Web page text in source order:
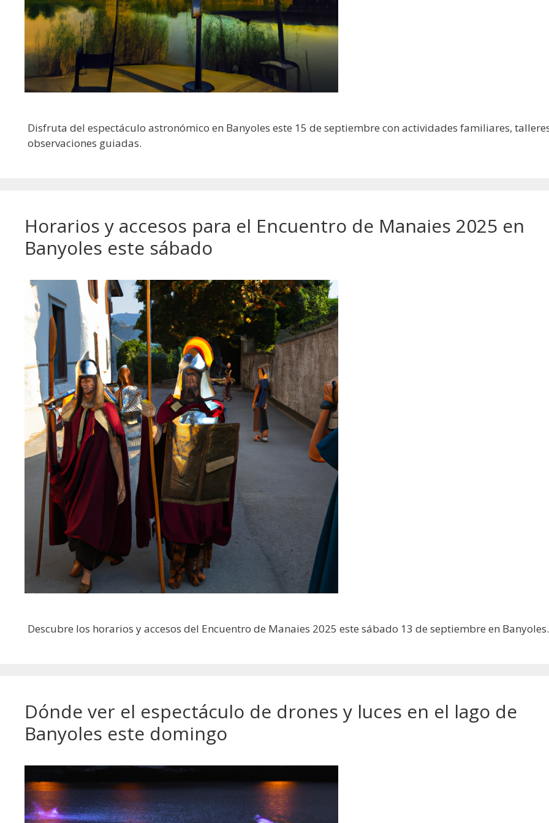
Disfruta del espectáculo astronómico en Banyoles este 15 de septiembre con actividades familiares,
observaciones guiadas.
Horarios y accesos para el Encuentro de Manaies 2025 en
Banyoles este sábado
Descubre los horarios y accesos del Encuentro de Manaies 2025 este sábado 13 de septiembre en Banyoles.
Dónde ver el espectáculo de drones y luces en el lago de
Banyoles este domingo